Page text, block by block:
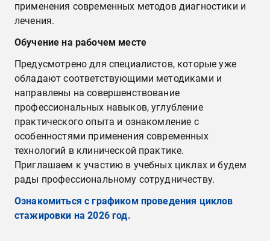
применения современных методов диагностики и
лечения.
Обучение на рабочем месте
Предусмотрено для специалистов, которые уже
обладают соответствующими методиками и
направлены на совершенствование
профессиональных навыков, углубление
практического опыта и ознакомление с
особенностями применения современных
технологий в клинической практике.
Приглашаем к участию в учебных циклах и будем
рады профессиональному сотрудничеству.
Ознакомиться с графиком проведения циклов
стажировки на 2026 год.